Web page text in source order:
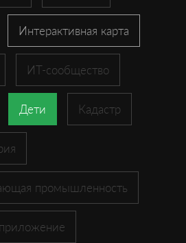
Интерактивная карта
ИТ-сообщество
Дети Кадастр
промышленность